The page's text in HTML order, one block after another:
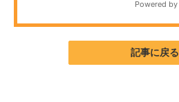
AI活用のいまが分かる
記事に戻る